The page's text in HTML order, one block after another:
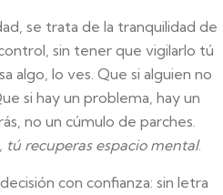
se trata de la tranquilidad de
sin tener que vigilarlo tú
algo, lo ves. Que si alguien no
si hay un problema, hay un
no un cúmulo de parches.
tú recuperas espacio mental.
con confianza: sin letra